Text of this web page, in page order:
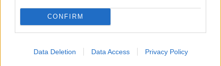
CONFIRM
Data Deletion Data Access Privacy Policy